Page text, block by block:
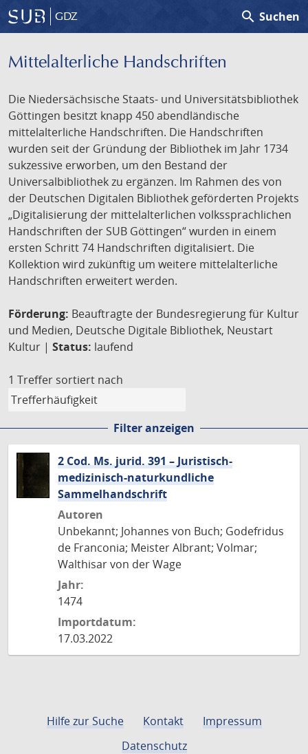
GDZ search Suchen
Mittelalterliche Handschriften
Die Niedersächsische Staats- und Universitätsbibliothek
Göttingen besitzt knapp 450 abendländische
mittelalterliche Handschriften. Die Handschriften
wurden seit der Gründung der Bibliothek im Jahr 1734
sukzessive erworben, um den Bestand der
Universalbibliothek zu ergänzen. Im Rahmen des von
der Deutschen Digitalen Bibliothek geförderten Projekts
„Digitalisierung der mittelalterlichen volkssprachlichen
Handschriften der SUB Göttingen“ wurden in einem
ersten Schritt 74 Handschriften digitalisiert. Die
Kollektion wird zukünftig um weitere mittelalterliche
Handschriften erweitert werden.
Förderung: Beauftragte der Bundesregierung für Kultur
und Medien, Deutsche Digitale Bibliothek, Neustart
Kultur | Status: laufend
1 Treffer sortiert nach
Filter anzeigen
2 Cod. Ms. jurid. 391 – Juristisch-
medizinisch-naturkundliche
Sammelhandschrift
Autoren
Unbekannt; Johannes von Buch; Godefridus
de Franconia; Meister Albrant; Volmar;
Walthisar von der Wage
Jahr:
1474
Importdatum:
17.03.2022
Hilfe zur Suche Kontakt
Impressum
Datenschutz